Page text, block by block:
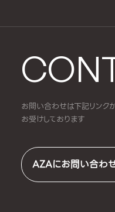
お問い合わせは下記リンク
お受けしております
AZAにお問い合わ